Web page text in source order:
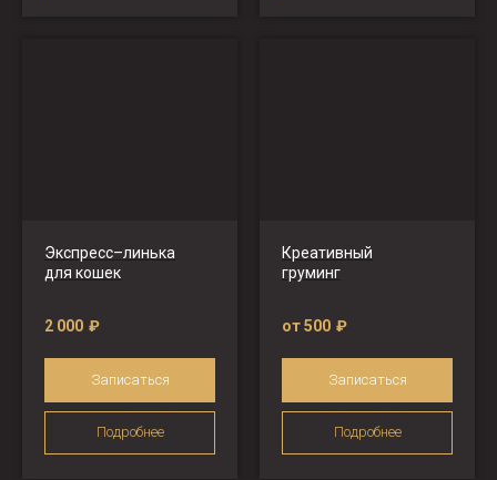
Экспресс–линька
для кошек
2 000 ₽
Записаться
Подробнее
Креативный
груминг
от 500 ₽
Записаться
Подробнее